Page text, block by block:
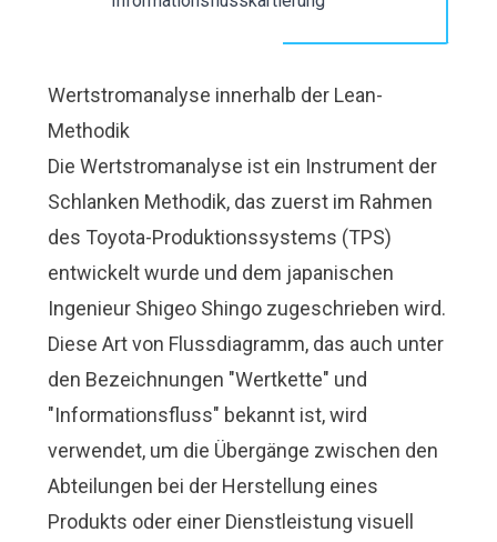
Wertstromanalyse innerhalb der Lean-
Methodik
Die Wertstromanalyse ist ein Instrument der
Schlanken Methodik, das zuerst im Rahmen
des Toyota-Produktionssystems (TPS)
entwickelt wurde und dem japanischen
Ingenieur Shigeo Shingo zugeschrieben wird.
Diese Art von Flussdiagramm, das auch unter
den Bezeichnungen "Wertkette" und
"Informationsfluss" bekannt ist, wird
verwendet, um die Übergänge zwischen den
Abteilungen bei der Herstellung eines
Produkts oder einer Dienstleistung visuell